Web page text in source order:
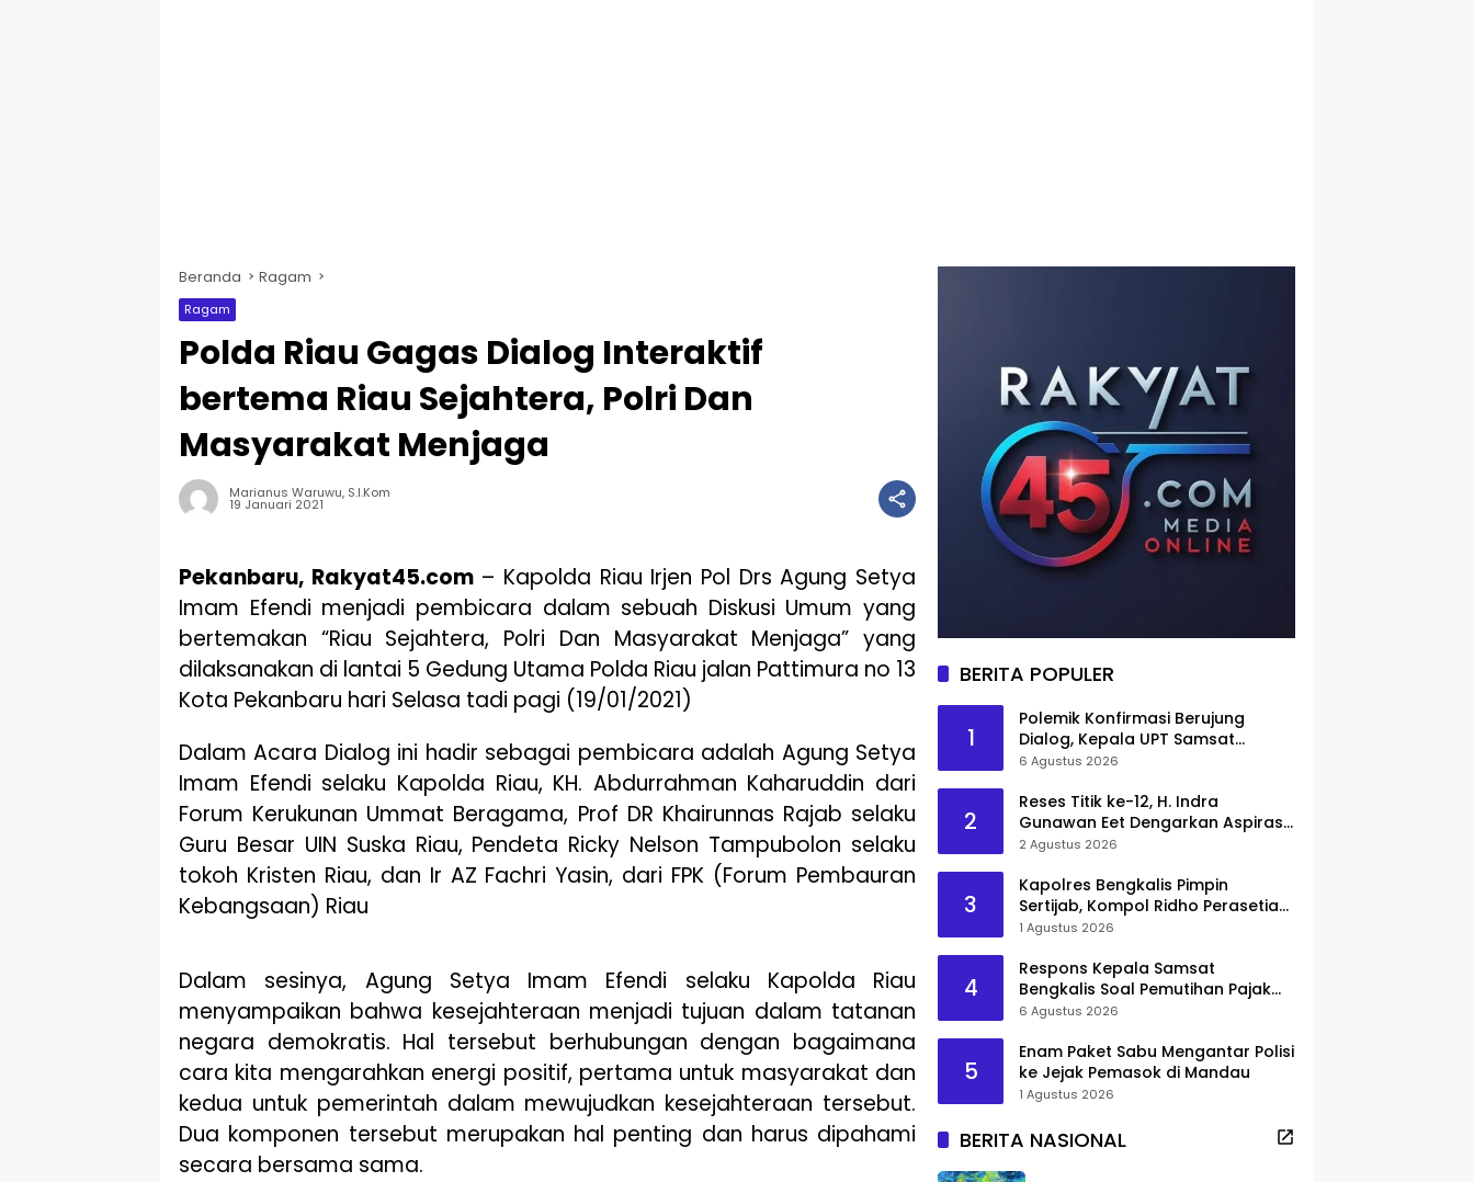
Beranda Ragam
Ragam
Polda Riau Gagas Dialog Interaktif
bertema Riau Sejahtera, Polri Dan
Masyarakat Menjaga
Marianus Waruwu, S.I.Kom
19 Januari 2021
Pekanbaru, Rakyat45.com– Kapolda Riau Irjen Pol Drs Agung Setya
Imam Efendi menjadi pembicara dalam sebuah Diskusi Umum yang
bertemakan “Riau Sejahtera, Polri Dan Masyarakat Menjaga” yang
dilaksanakan di lantai 5 Gedung Utama Polda Riau jalan Pattimura no 13
Kota Pekanbaru hari Selasa tadi pagi (19/01/2021)
Dalam Acara Dialog ini hadir sebagai pembicara adalah Agung Setya
Imam Efendi selaku Kapolda Riau, KH. Abdurrahman Kaharuddin dari
Forum Kerukunan Ummat Beragama, Prof DR Khairunnas Rajab selaku
Guru Besar UIN Suska Riau, Pendeta Ricky Nelson Tampubolon selaku
tokoh Kristen Riau, dan Ir AZ Fachri Yasin, dari FPK (Forum Pembauran
Kebangsaan) Riau
Dalam sesinya, Agung Setya Imam Efendi selaku Kapolda Riau
menyampaikan bahwa kesejahteraan menjadi tujuan dalam tatanan
negara demokratis. Hal tersebut berhubungan dengan bagaimana
cara kita mengarahkan energi positif, pertama untuk masyarakat dan
kedua untuk pemerintah dalam mewujudkan kesejahteraan tersebut.
Dua komponen tersebut merupakan hal penting dan harus dipahami
secara bersama sama.
BERITA POPULER
1
Polemik Konfirmasi Berujung
Dialog, Kepala UPT Samsat
Bengkalis Minta Maaf
6 Agustus 2026
2
Reses Titik ke-12, H. Indra
Gunawan Eet Dengarkan Aspirasi
Senggoro
2 Agustus 2026
3
Kapolres Bengkalis Pimpin
Sertijab, Kompol Ridho Perasetia
Jadi Wakapolres
1 Agustus 2026
4
Respons Kepala Samsat
Bengkalis Soal Pemutihan Pajak
Disorot
6 Agustus 2026
5
Enam Paket Sabu Mengantar Polisi
ke Jejak Pemasok di Mandau
1 Agustus 2026
BERITA NASIONAL